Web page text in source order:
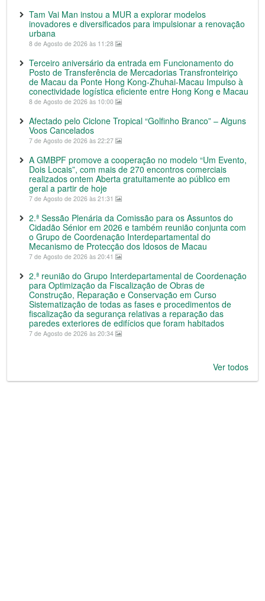
Tam Vai Man instou a MUR a explorar modelos
inovadores e diversificados para impulsionar a renovação
urbana
8 de Agosto de 2026 às 11:28
Terceiro aniversário da entrada em Funcionamento do
Posto de Transferência de Mercadorias Transfronteiriço
de Macau da Ponte Hong Kong-Zhuhai-Macau Impulso à
conectividade logística eficiente entre Hong Kong e Macau
8 de Agosto de 2026 às 10:00
Afectado pelo Ciclone Tropical “Golfinho Branco” – Alguns
Voos Cancelados
7 de Agosto de 2026 às 22:27
A GMBPF promove a cooperação no modelo “Um Evento,
Dois Locais”, com mais de 270 encontros comerciais
realizados ontem Aberta gratuitamente ao público em
geral a partir de hoje
7 de Agosto de 2026 às 21:31
2.ª Sessão Plenária da Comissão para os Assuntos do
Cidadão Sénior em 2026 e também reunião conjunta com
o Grupo de Coordenação Interdepartamental do
Mecanismo de Protecção dos Idosos de Macau
7 de Agosto de 2026 às 20:41
2.ª reunião do Grupo Interdepartamental de Coordenação
para Optimização da Fiscalização de Obras de
Construção, Reparação e Conservação em Curso
Sistematização de todas as fases e procedimentos de
fiscalização da segurança relativas a reparação das
paredes exteriores de edifícios que foram habitados
7 de Agosto de 2026 às 20:34
Ver todos